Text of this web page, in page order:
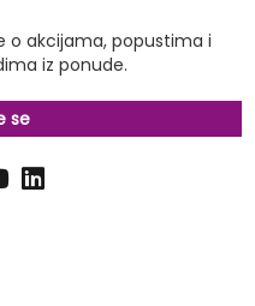
o akcijama, popustima i
iz ponude.
se